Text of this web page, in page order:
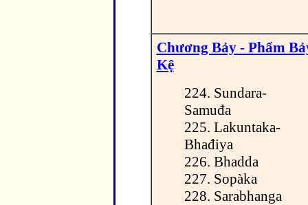
Chương Bảy - Phẩm
Kệ
224. Sundara-
Samuđa
225. Lakuntaka-
Bhađiya
226. Bhadda
227. Sopàka
228. Sarabhanga